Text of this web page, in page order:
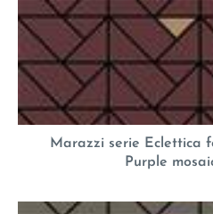
Marazzi serie Eclettica
Purple